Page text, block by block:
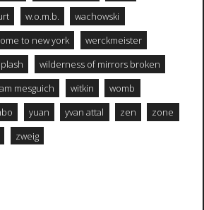
w.o.m.b.
wachowski
to new york
werckmeister
wilderness of mirrors broken
mesguich witkin
womb
yuan yvan attal zen
zone
zweig